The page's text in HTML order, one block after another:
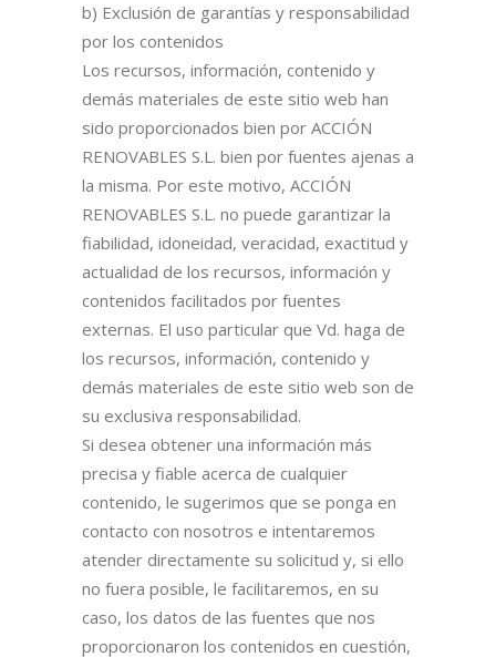
b) Exclusión de garantías y responsabilidad
por los contenidos
Los recursos, información, contenido y
demás materiales de este sitio web han
sido proporcionados bien por ACCIÓN
RENOVABLES S.L. bien por fuentes ajenas a
la misma. Por este motivo, ACCIÓN
RENOVABLES S.L. no puede garantizar la
fiabilidad, idoneidad, veracidad, exactitud y
actualidad de los recursos, información y
contenidos facilitados por fuentes
externas. El uso particular que Vd. haga de
los recursos, información, contenido y
demás materiales de este sitio web son de
su exclusiva responsabilidad.
Si desea obtener una información más
precisa y fiable acerca de cualquier
contenido, le sugerimos que se ponga en
contacto con nosotros e intentaremos
atender directamente su solicitud y, si ello
no fuera posible, le facilitaremos, en su
caso, los datos de las fuentes que nos
proporcionaron los contenidos en cuestión,